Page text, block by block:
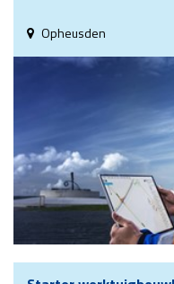
Opheusden